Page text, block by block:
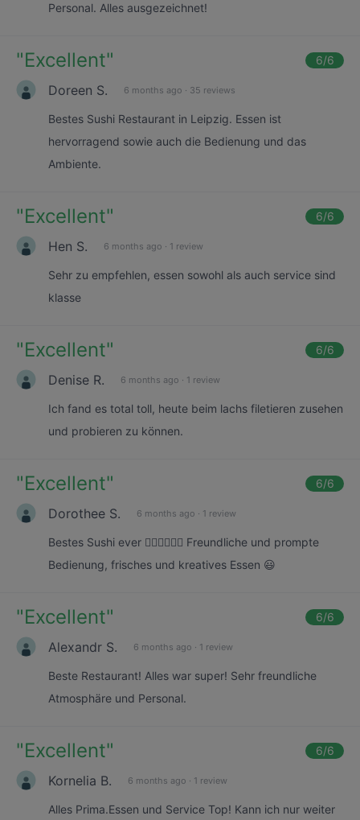
Personal. Alles ausgezeichnet!
"Excellent" 6/6
Doreen S. 6 months ago · 35 reviews
Bestes Sushi Restaurant in Leipzig. Essen ist
hervorragend sowie auch die Bedienung und das
Ambiente.
"Excellent" 6/6
Hen S. 6 months ago · 1 review
Sehr zu empfehlen, essen sowohl als auch service sind
klasse
"Excellent" 6/6
Denise R. 6 months ago · 1 review
Ich fand es total toll, heute beim lachs filetieren zusehen
und probieren zu können.
"Excellent" 6/6
Dorothee S. 6 months ago · 1 review
Bestes Sushi ever 👍🏻👍🏻👍🏻 Freundliche und prompte
Bedienung, frisches und kreatives Essen 😃
"Excellent" 6/6
Alexandr S. 6 months ago · 1 review
Beste Restaurant! Alles war super! Sehr freundliche
Atmosphäre und Personal.
"Excellent" 6/6
Kornelia B. 6 months ago · 1 review
Alles Prima.Essen und Service Top! Kann ich nur weiter